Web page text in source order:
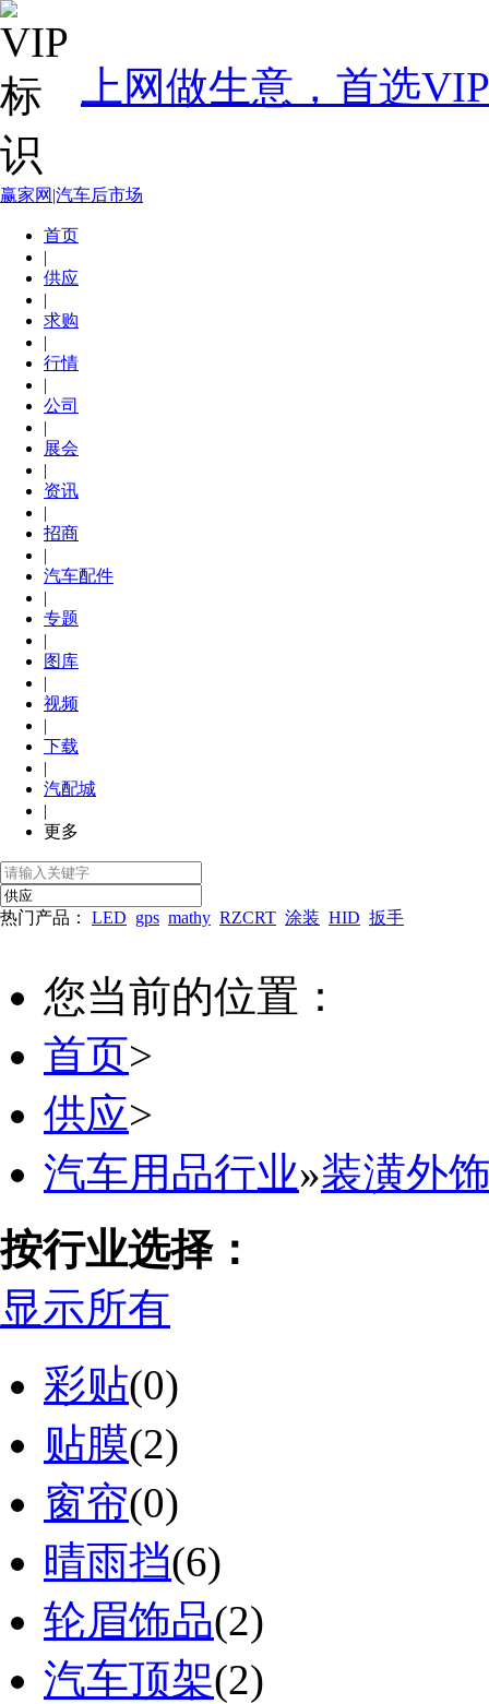
上网做生意，首选
赢家网|汽车后市场
首页
|
供应
|
求购
|
行情
|
公司
|
展会
|
资讯
|
招商
|
汽车配件
|
专题
|
图库
|
视频
|
下载
|
汽配城
|
更多
热门产品： LED gps mathy RZCRT 涂装 HID 扳手
您当前的位置：
首页>
供应>
汽车用品行业»装潢外
按行业选择：
显示所有
彩贴(0)
贴膜(2)
窗帘(0)
晴雨挡(6)
轮眉饰品(2)
汽车顶架(2)